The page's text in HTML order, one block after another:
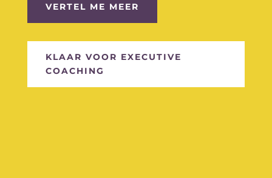
VERTEL ME MEER
KLAAR VOOR EXECUTIVE
COACHING